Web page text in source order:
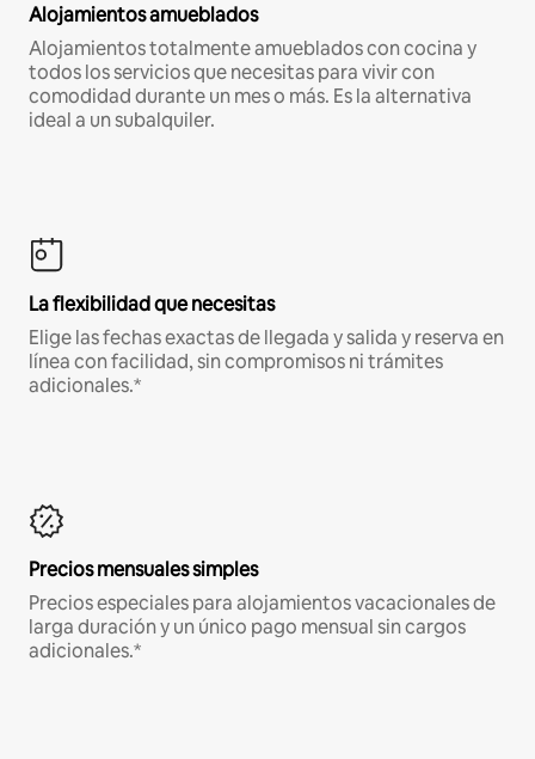
Alojamientos amueblados
Alojamientos totalmente amueblados con cocina y
todos los servicios que necesitas para vivir con
comodidad durante un mes o más. Es la alternativa
ideal a un subalquiler.
La flexibilidad que necesitas
Elige las fechas exactas de llegada y salida y reserva en
línea con facilidad, sin compromisos ni trámites
adicionales.*
Precios mensuales simples
Precios especiales para alojamientos vacacionales de
larga duración y un único pago mensual sin cargos
adicionales.*